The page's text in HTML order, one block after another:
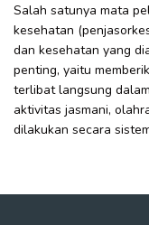
Salah satunya mata
kesehatan
dan kesehatan yang
penting, yaitu
terlibat langsung
aktivitas jasmani,
dilakukan secara